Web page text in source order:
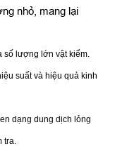
nhỏ, mang lại
số lượng lớn vật kiểm.
suất và hiệu quả kinh
dạng dung dịch lỏng
tra.